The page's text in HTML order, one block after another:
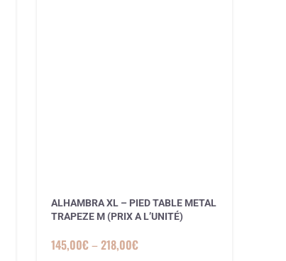
ALHAMBRA XL – PIED TABLE METAL
TRAPEZE M (PRIX A L’UNITÉ)
145,00€–218,00€